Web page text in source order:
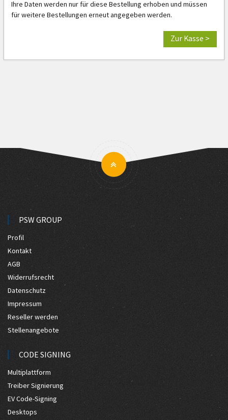
Ihre Daten werden nur für diese Bestellung erhoben und müssen
für weitere Bestellungen erneut angegeben werden.
Zur Kasse >
PSW GROUP
Profil
Kontakt
AGB
Widerrufsrecht
Datenschutz
Impressum
Reseller werden
Stellenangebote
CODE SIGNING
Multiplattform
Treiber Signierung
EV Code-Signing
Desktops